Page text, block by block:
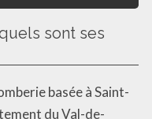
sont ses
basée à Saint-
du Val-de-